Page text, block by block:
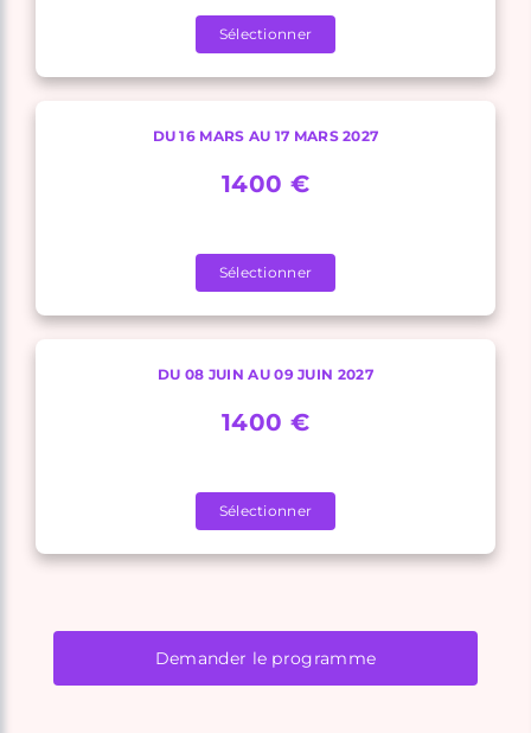
Sélectionner
DU 16 MARS AU 17 MARS 2027
1400 €
Sélectionner
DU 08 JUIN AU 09 JUIN 2027
1400 €
Sélectionner
Demander le programme